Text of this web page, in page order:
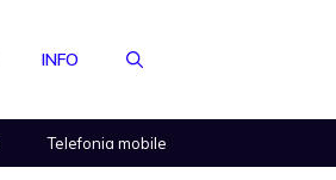
INFO
Telefonia mobile